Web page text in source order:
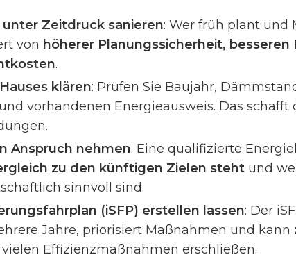
Zeitdruck sanieren: Wer früh plant und
von höherer Planungssicherheit,
.
klären: Prüfen Sie Baujahr,
vorhandenen Energieausweis. Das schafft
Anspruch nehmen: Eine qualifizierte
zu den künftigen Zielen steht und
sinnvoll sind.
(iSFP) erstellen lassen: Der
Jahre, priorisiert Maßnahmen und kann
Effizienzmaßnahmen erschließen.